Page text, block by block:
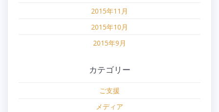
2015年11月
2015年10月
2015年9月
カテゴリー
ご支援
メディア